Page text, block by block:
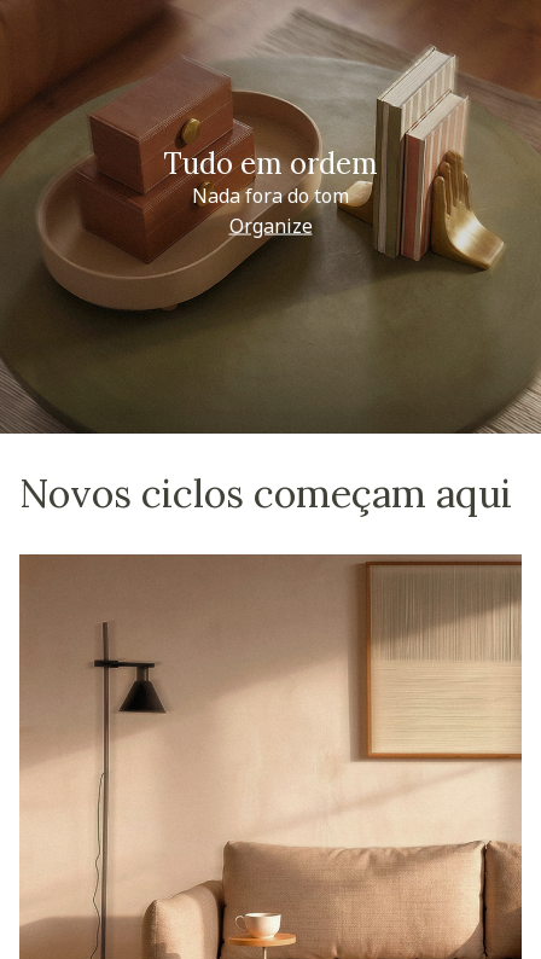
Tudo em ordem
Nada fora do tom
Organize
Novos ciclos começam aqui